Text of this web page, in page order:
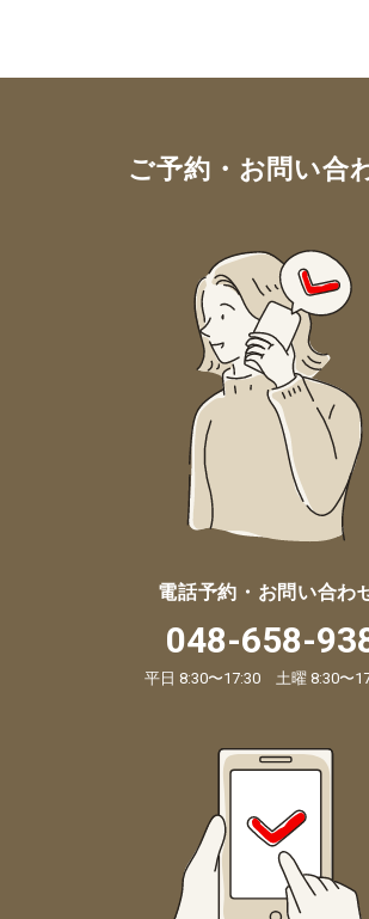
ご予約・お問い合
電話予約・お問い合わ
048-658-
平日 8:30〜17:30 土曜 8:30〜